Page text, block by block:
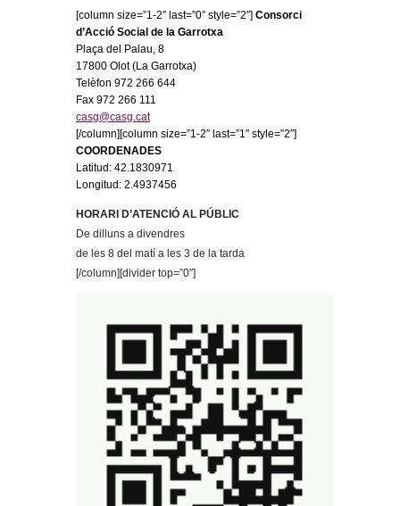
[column size=”1-2″ last=”0″ style=”2″] Consorci
d’Acció Social de la Garrotxa
Plaça del Palau, 8
17800 Olot (La Garrotxa)
Telèfon 972 266 644
Fax 972 266 111
casg@casg.cat
[/column][column size=”1-2″ last=”1″ style=”2″]
COORDENADES
Latitud: 42.1830971
Longitud: 2.4937456
HORARI D’ATENCIÓ AL PÚBLIC
De dilluns a divendres
de les 8 del matí a les 3 de la tarda
[/column][divider top=”0″]